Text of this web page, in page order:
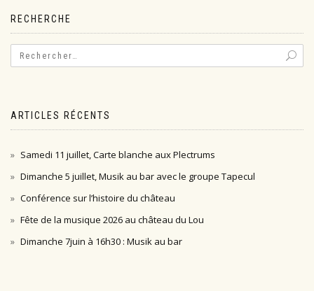
l’article
RECHERCHE
ARTICLES RÉCENTS
Samedi 11 juillet, Carte blanche aux Plectrums
Dimanche 5 juillet, Musik au bar avec le groupe Tapecul
Conférence sur l’histoire du château
Fête de la musique 2026 au château du Lou
Dimanche 7juin à 16h30 : Musik au bar